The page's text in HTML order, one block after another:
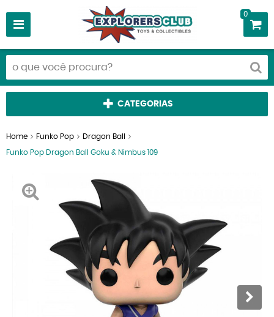
0
CATEGORIAS
Home Funko Pop Dragon Ball
Funko Pop Dragon Ball Goku & Nimbus 109